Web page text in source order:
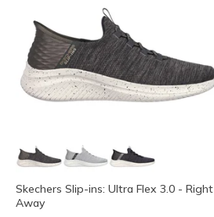
Skechers Slip-ins: Ultra Flex 3.0 - Right
Away